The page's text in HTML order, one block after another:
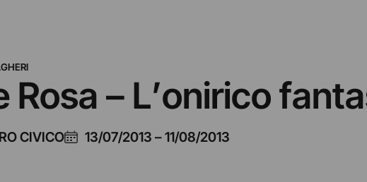
Rosa – L’onirico
CIVICO 13/07/2013 –11/08/2013